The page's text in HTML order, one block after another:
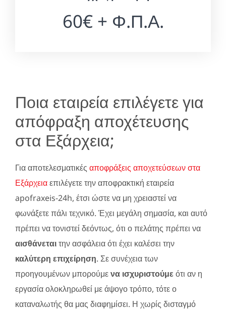
60€ + Φ.Π.Α.
Ποια εταιρεία επιλέγετε για
απόφραξη αποχέτευσης
στα Εξάρχεια;
Για αποτελεσματικές αποφράξεις αποχετεύσεων στα
Εξάρχειαεπιλέγετε την αποφρακτική εταιρεία
apofraxeis-24h, έτσι ώστε να μη χρειαστεί να
φωνάξετε πάλι τεχνικό. Έχει μεγάλη σημασία, και αυτό
πρέπει να τονιστεί δεόντως, ότι ο πελάτης πρέπει να
αισθάνεταιτην ασφάλεια ότι έχει καλέσει την
καλύτερη επιχείρηση. Σε συνέχεια των
προηγουμένων μπορούμενα ισχυριστούμε ότι αν η
εργασία ολοκληρωθεί με άψογο τρόπο, τότε ο
καταναλωτής θα μας διαφημίσει. Η χωρίς δισταγμό